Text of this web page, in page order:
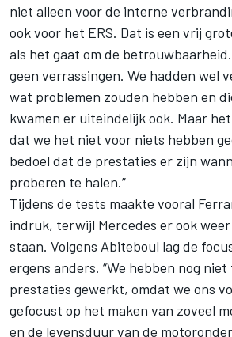
niet alleen voor de interne
ook voor het ERS. Dat is een vrij
als het gaat om de
geen verrassingen. We hadden wel
wat problemen zouden hebben en
kwamen er uiteindelijk ook. Maar
dat we het niet voor niets hebben
bedoel dat de prestaties er zijn
proberen te halen.”
Tijdens de tests maakte vooral
indruk, terwijl Mercedes er ook
staan. Volgens Abiteboul lag de
ergens anders. “We hebben nog
prestaties gewerkt, omdat we ons
gefocust op het maken van zoveel
en de levensduur van de